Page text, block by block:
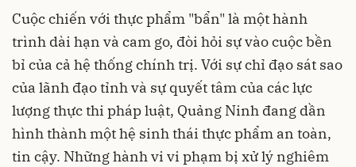
Cuộc chiến với thực phẩm "bẩn" là một hành
trình dài hạn và cam go, đòi hỏi sự vào cuộc bền
bỉ của cả hệ thống chính trị. Với sự chỉ đạo sát sao
của lãnh đạo tỉnh và sự quyết tâm của các lực
lượng thực thi pháp luật, Quảng Ninh đang dần
hình thành một hệ sinh thái thực phẩm an toàn,
tin cậy. Những hành vi vi phạm bị xử lý nghiêm